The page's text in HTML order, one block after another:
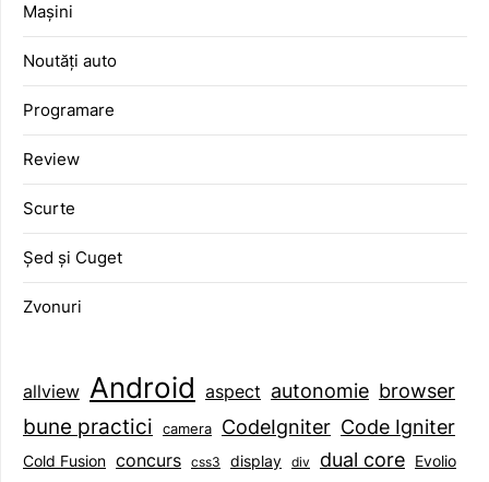
Mașini
Noutăți auto
Programare
Review
Scurte
Șed și Cuget
Zvonuri
allview Android aspect autonomie browser
bune practici camera CodeIgniter Code Igniter
Cold Fusion concurs css3 display div dual core Evolio